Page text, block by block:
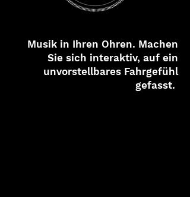
Musik in Ihren Ohren. Machen
Sie sich interaktiv, auf ein
unvorstellbares Fahrgefühl
gefasst.